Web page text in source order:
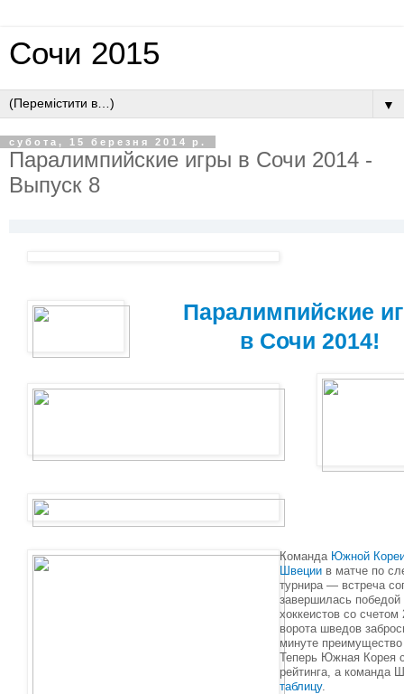
Сочи 2015
▼
субота, 15 березня 2014 р.
Паралимпийские игры в Сочи 2014 -
Выпуск 8
Паралимпийские
в Сочи 2014!
Команда Южной
Швеции в матче по
турнира — встреча
завершилась
хоккеистов со
ворота шведов
минуте
Теперь Южная Корея
рейтинга, а команда
таблицу.